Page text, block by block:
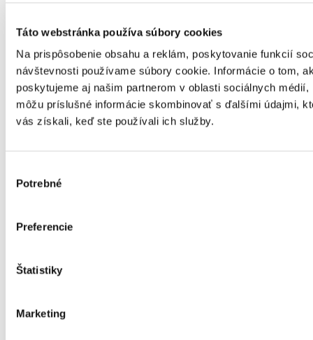
Táto webstránka používa súbory cookies
Na prispôsobenie obsahu a reklám, poskytovanie funkcií
návštevnosti používame súbory cookie. Informácie o tom,
poskytujeme aj našim partnerom v oblasti sociálnych
môžu príslušné informácie skombinovať s ďalšími údajmi,
vás získali, keď ste používali ich služby.
súhlasu
Potrebné
Preferencie
Štatistiky
Marketing